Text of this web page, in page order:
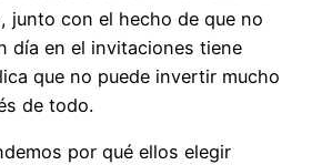
junto con el hecho de que no
día en el invitaciones tiene
que no puede invertir mucho
de todo.
por qué ellos elegir